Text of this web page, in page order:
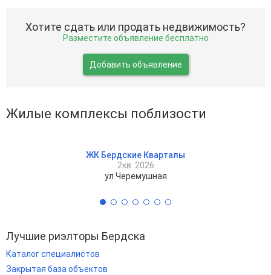
Хотите сдать или продать недвижимость?
Разместите объявление бесплатно
Добавить объявление
Жилые комплексы поблизости
ЖК Бердские Кварталы
2кв. 2026
ул Черемушная
Лучшие риэлторы Бердска
Каталог специалистов
Закрытая база объектов